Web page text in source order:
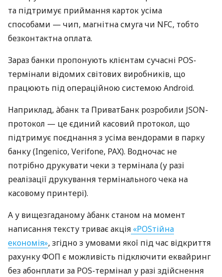
та підтримує приймання карток усіма
способами — чип, магнітна смуга чи NFC, тобто
безконтактна оплата.
Зараз банки пропонують клієнтам сучасні POS-
термінали відомих світових виробників, що
працюють під операційною системою Android.
Наприклад, àбанк та ПриватБанк розробили JSON-
протокол — це єдиний касовий протокол, що
підтримує поєднання з усіма вендорами в парку
банку (Ingenico, Verifone, PAX). Водночас не
потрібно друкувати чеки з термінала (у разі
реалізації друкування термінального чека на
касовому принтері).
А у вищезгаданому àбанк станом на момент
написання тексту триває акція «POSтійна
економія», згідно з умовами якої під час відкриття
рахунку ФОП є можливість підключити еквайринг
без абонплати за POS-термінал у разі здійснення